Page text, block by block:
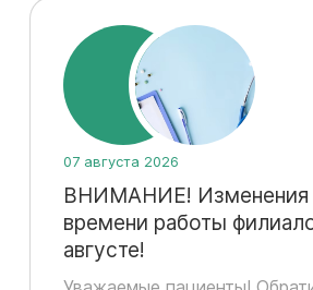
07 августа 2026
ВНИМАНИЕ! Изменения
времени работы
августе!